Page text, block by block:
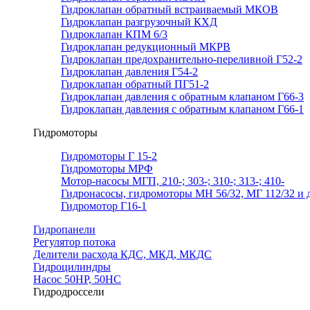
Гидроклапан обратный встраиваемый МКОВ
Гидроклапан разгрузочный КХД
Гидроклапан КПМ 6/3
Гидроклапан редукционный МКРВ
Гидроклапан предохранительно-переливной Г52-2
Гидроклапан давления Г54-2
Гидроклапан обратный ПГ51-2
Гидроклапан давления с обратным клапаном Г66-3
Гидроклапан давления с обратным клапаном Г66-1
Гидромоторы
Гидромоторы Г 15-2
Гидромоторы МРФ
Мотор-насосы МГП, 210-; 303-; 310-; 313-; 410-
Гидронасосы, гидромоторы МН 56/32, МГ 112/32 и
Гидромотор Г16-1
Гидропанели
Регулятор потока
Делители расхода КДС, МКД, МКДС
Гидроцилиндры
Насос 50НР, 50НС
Гидродроссели